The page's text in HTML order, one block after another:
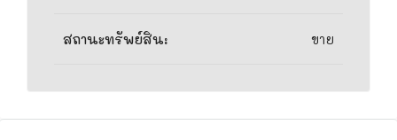
สถานะทรัพย์สิน: ขาย